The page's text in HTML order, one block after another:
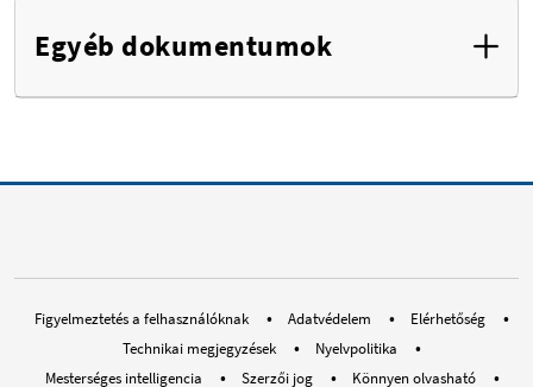
Egyéb dokumentumok
Figyelmeztetés a felhasználóknak Adatvédelem
Elérhetőség
Technikai megjegyzések
Nyelvpolitika
Mesterséges intelligencia
Szerzői jog Könnyen olvasható